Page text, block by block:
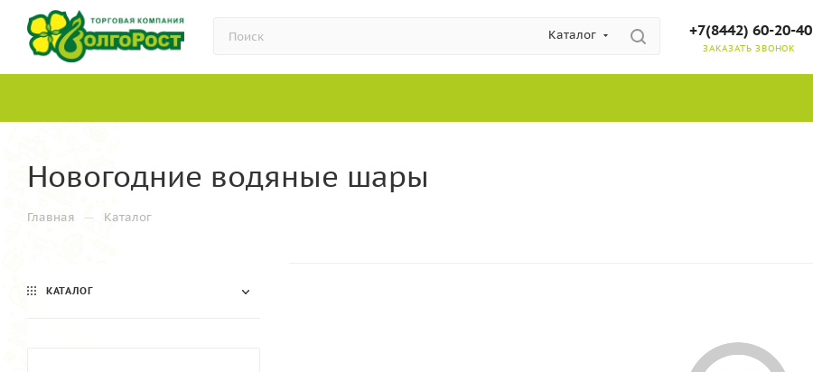
Каталог +7(8442) 60-20-40
ЗАКАЗАТЬ ЗВОНОК
Новогодние водяные шары
Главная — Каталог
КАТАЛОГ